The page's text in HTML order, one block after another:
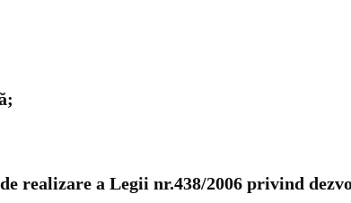
a Legii nr.438/2006 privind